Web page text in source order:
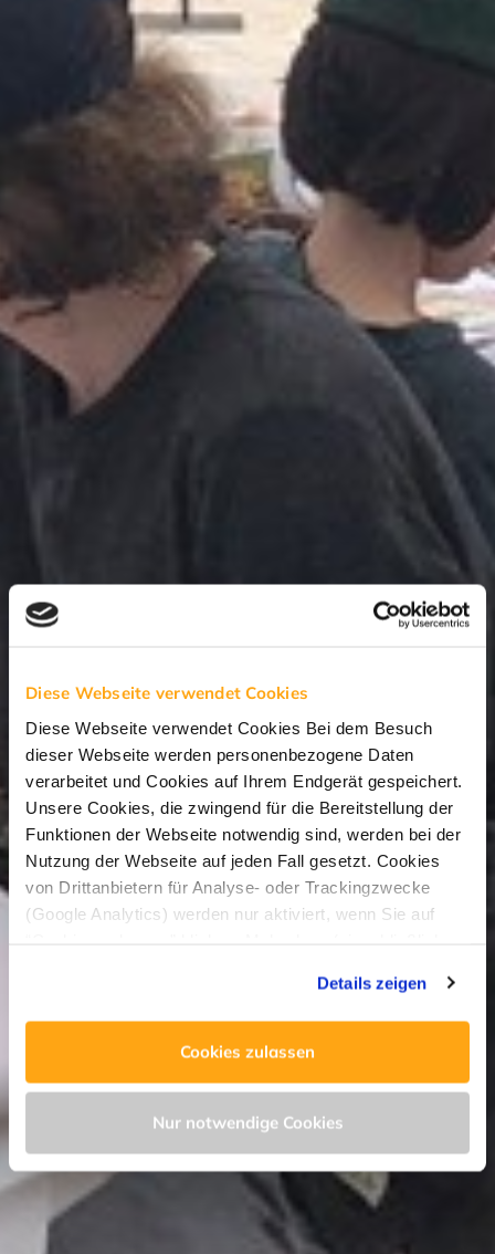
Diese Webseite verwendet Cookies
Diese Webseite verwendet Cookies Bei dem Besuch
dieser Webseite werden personenbezogene Daten
verarbeitet und Cookies auf Ihrem Endgerät gespeichert.
Unsere Cookies, die zwingend für die Bereitstellung der
Funktionen der Webseite notwendig sind, werden bei der
Nutzung der Webseite auf jeden Fall gesetzt. Cookies
von Drittanbietern für Analyse- oder Trackingzwecke
(Google Analytics) werden nur aktiviert, wenn Sie auf
Datenschutzerklärung—
Impressum.
Details zeigen
Cookies zulassen
Nur notwendige Cookies